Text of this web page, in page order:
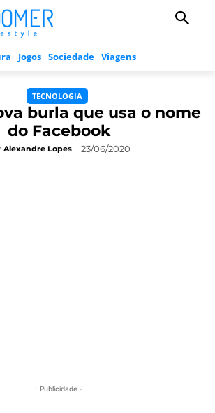
Jogos Sociedade Viagens
TECNOLOGIA
burla que usa o nome
do Facebook
Alexandre Lopes 23/06/2020
- Publicidade -